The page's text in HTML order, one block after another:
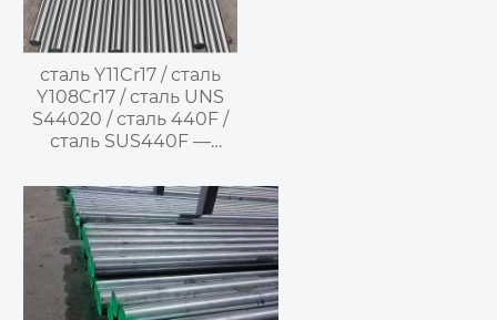
сталь Y11Cr17 / сталь
Y108Cr17 / сталь UNS
S44020 / сталь 440F /
сталь SUS440F —